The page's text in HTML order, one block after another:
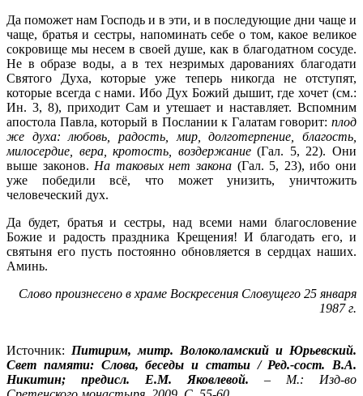
Да поможет нам Господь и в эти, и в последующие дни чаще и
чаще, братья и сестры, напоминать себе о том, какое великое
сокровище мы несем в своей душе, как в благодатном сосуде.
Не в образе воды, а в тех незримых дарованиях благодати
Святого Духа, которые уже теперь никогда не отступят,
которые всегда с нами. Ибо Дух Божий дышит, где хочет (см.:
Ин. 3, 8), приходит Сам и утешает и наставляет. Вспомним
апостола Павла, который в Послании к Галатам говорит: плод
же духа: любовь, радость, мир, долготерпение, благость,
милосердие, вера, кротость, воздержание(Гал. 5, 22). Они
выше законов. На таковых нет закона (Гал. 5, 23), ибо они
уже победили всё, что может унизить, уничтожить
человеческий дух.
Да будет, братья и сестры, над всеми нами благословение
Божие и радость праздника Крещения! И благодать его, и
святыня его пусть постоянно обновляется в сердцах наших.
Аминь.
Слово произнесено в храме Воскресения Словущего 25 января
1987 г.
Источник: Питирим, митр. Волоколамский и Юрьевский.
Свет памяти: Слова, беседы и статьи / Ред.-сост. В.А.
Никитин; предисл. Е.М. Яковлевой. – М.: Изд-во